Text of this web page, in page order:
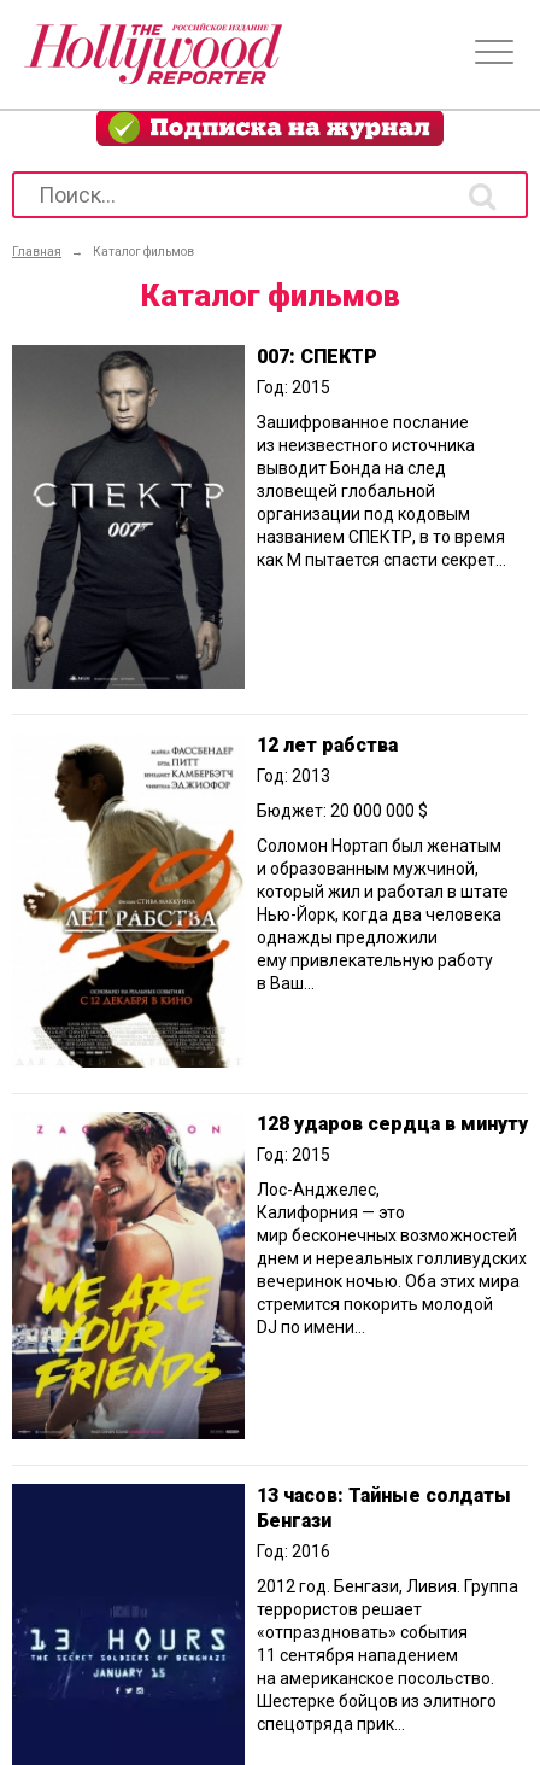
Главная → Каталог фильмов
Каталог фильмов
007: СПЕКТР
Год: 2015
Зашифрованное послание
из неизвестного источника
выводит Бонда на след
зловещей глобальной
организации под кодовым
названием СПЕКТР, в то время
как М пытается спасти секрет...
12 лет рабства
Год: 2013
Бюджет: 20 000 000 $
Соломон Нортап был женатым
и образованным мужчиной,
который жил и работал в штате
Нью-Йорк, когда два человека
однажды предложили
ему привлекательную работу
в Ваш...
128 ударов сердца в минуту
Год: 2015
Лос-Анджелес,
Калифорния — это
мир бесконечных возможностей
днем и нереальных голливудских
вечеринок ночью. Оба этих мира
стремится покорить молодой
DJ по имени...
13 часов: Тайные солдаты
Бенгази
Год: 2016
2012 год. Бенгази, Ливия. Группа
террористов решает
«отпраздновать» события
11 сентября нападением
на американское посольство.
Шестерке бойцов из элитного
спецотряда прик...